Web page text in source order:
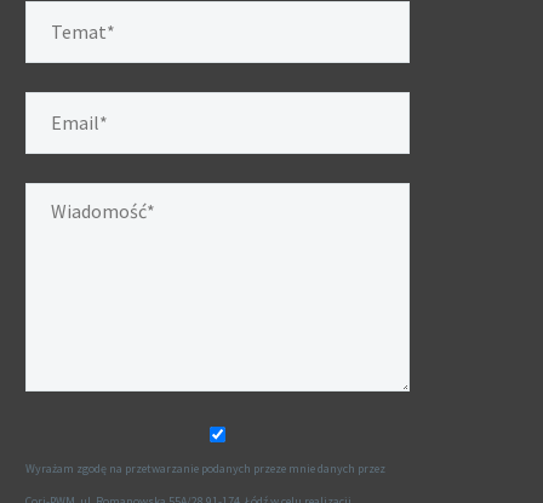
Wyrażam zgodę na przetwarzanie podanych przeze mnie danych przez